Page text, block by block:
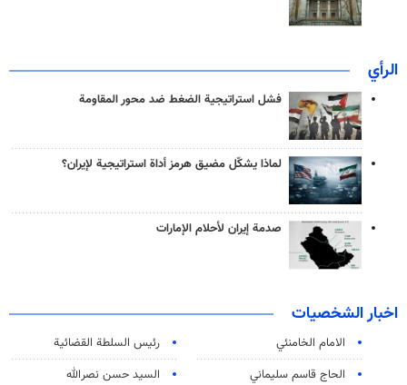
الرأي
فشل استراتيجية الضغط ضد محور المقاومة
لماذا يشكّل مضيق هرمز أداة استراتيجية لإيران؟
صدمة إيران لأحلام الإمارات
اخبار الشخصيات
الامام الخامنئي
رئیس السلطة القضائیة
الحاج قاسم سليماني
السيد حسن نصرالله